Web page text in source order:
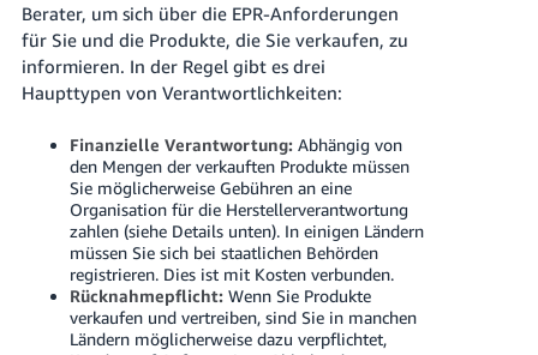
Berater, um sich über die EPR-Anforderungen
für Sie und die Produkte, die Sie verkaufen, zu
informieren. In der Regel gibt es drei
Haupttypen von Verantwortlichkeiten:
Finanzielle Verantwortung:Abhängig von
den Mengen der verkauften Produkte müssen
Sie möglicherweise Gebühren an eine
Organisation für die Herstellerverantwortung
zahlen (siehe Details unten). In einigen Ländern
müssen Sie sich bei staatlichen Behörden
registrieren. Dies ist mit Kosten verbunden.
Rücknahmepflicht:Wenn Sie Produkte
verkaufen und vertreiben, sind Sie in manchen
Ländern möglicherweise dazu verpflichtet,